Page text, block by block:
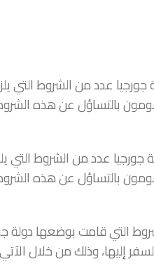
عدد من الشروط التي
بالتساؤل عن هذه
عدد من الشروط التي
بالتساؤل عن هذه
التي قامت بوضعها دولة
إليها، وذلك من خلال